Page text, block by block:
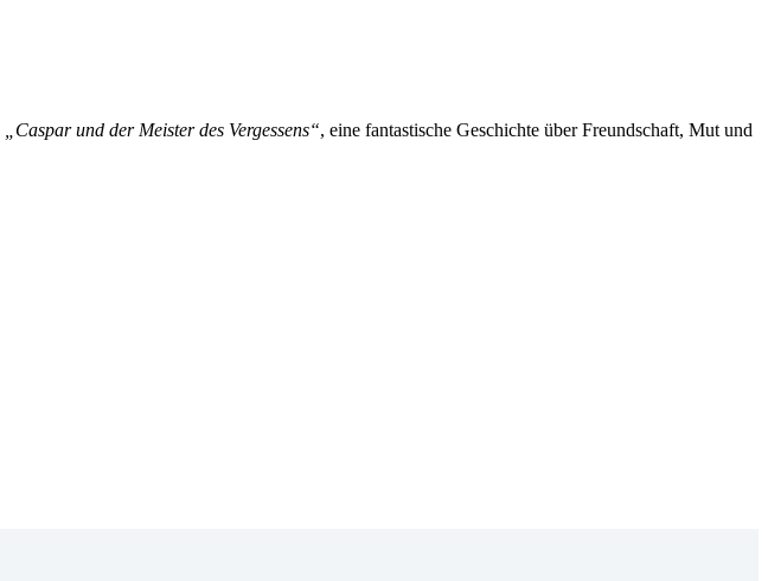
„Caspar und der Meister des Vergessens“, eine fantastische Geschichte über Freundschaft, Mut und